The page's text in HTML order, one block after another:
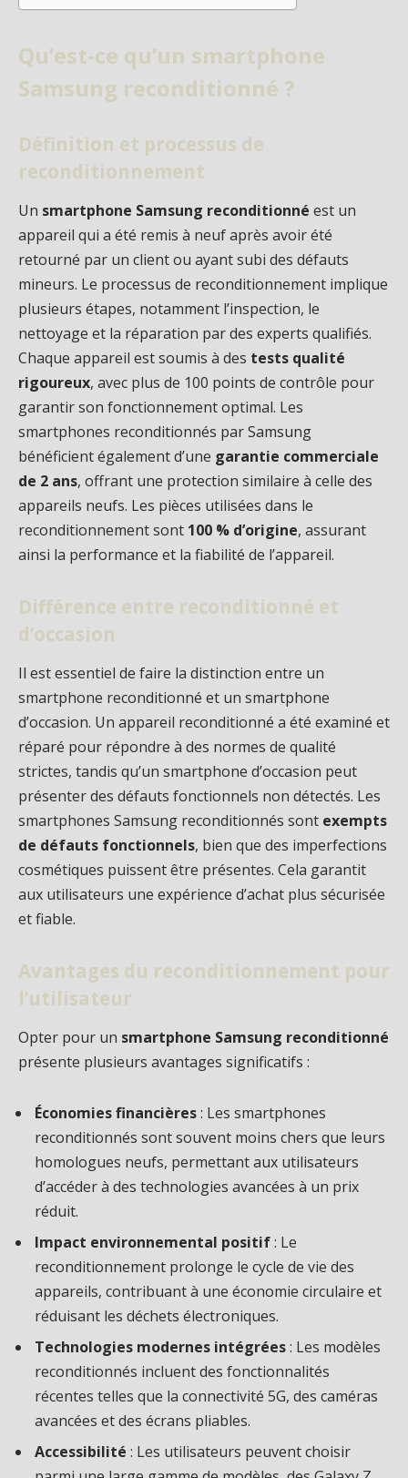
Qu’est-ce qu’un smartphone
Samsung reconditionné ?
Définition et processus de
reconditionnement
Un smartphone Samsung reconditionné est un
appareil qui a été remis à neuf après avoir été
retourné par un client ou ayant subi des défauts
mineurs. Le processus de reconditionnement implique
plusieurs étapes, notamment l’inspection, le
nettoyage et la réparation par des experts qualifiés.
Chaque appareil est soumis à des tests qualité
rigoureux, avec plus de 100 points de contrôle pour
garantir son fonctionnement optimal. Les
smartphones reconditionnés par Samsung
bénéficient également d’une garantie commerciale
de 2 ans, offrant une protection similaire à celle des
appareils neufs. Les pièces utilisées dans le
reconditionnement sont 100 % d’origine, assurant
ainsi la performance et la fiabilité de l’appareil.
Différence entre reconditionné et
d’occasion
Il est essentiel de faire la distinction entre un
smartphone reconditionné et un smartphone
d’occasion. Un appareil reconditionné a été examiné et
réparé pour répondre à des normes de qualité
strictes, tandis qu’un smartphone d’occasion peut
présenter des défauts fonctionnels non détectés. Les
smartphones Samsung reconditionnés sont exempts
de défauts fonctionnels, bien que des imperfections
cosmétiques puissent être présentes. Cela garantit
aux utilisateurs une expérience d’achat plus sécurisée
et fiable.
Avantages du reconditionnement pour
l’utilisateur
Opter pour un smartphone Samsung reconditionné
présente plusieurs avantages significatifs :
Économies financières: Les smartphones
reconditionnés sont souvent moins chers que leurs
homologues neufs, permettant aux utilisateurs
d’accéder à des technologies avancées à un prix
réduit.
Impact environnemental positif: Le
reconditionnement prolonge le cycle de vie des
appareils, contribuant à une économie circulaire et
réduisant les déchets électroniques.
Technologies modernes intégrées: Les modèles
reconditionnés incluent des fonctionnalités
récentes telles que la connectivité 5G, des caméras
avancées et des écrans pliables.
Accessibilité : Les utilisateurs peuvent choisir